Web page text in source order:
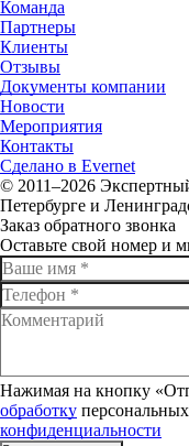
Команда
Партнеры
Клиенты
Отзывы
Документы компании
Новости
Мероприятия
Контакты
Сделано в Evernet
© 2011–2026
Петербурге и
Заказ обратного звонка
Оставьте свой номер и
Нажимая на кнопку
обработку
конфиденциальности